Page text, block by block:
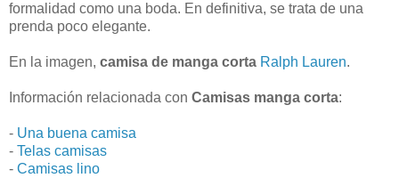
formalidad como una boda. En definitiva, se trata de una
prenda poco elegante.
En la imagen, camisa de manga corta Ralph Lauren.
Información relacionada con Camisas manga corta:
- Una buena camisa
- Telas camisas
- Camisas lino